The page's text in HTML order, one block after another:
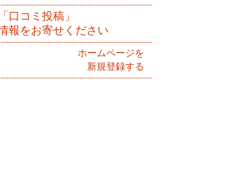
「口コミ投稿」
報をお寄せください
ホームページを
新規登録する